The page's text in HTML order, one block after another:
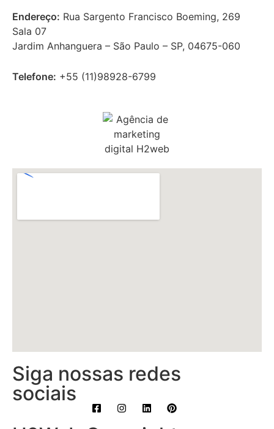
Endereço: Rua Sargento Francisco Boeming, 269
Sala 07
Jardim Anhanguera – São Paulo – SP, 04675-060
Telefone: +55 (11)98928-6799
Siga nossas redes
sociais